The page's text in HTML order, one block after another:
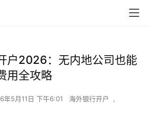
户2026：无内地公司也能
用全攻略
年5月11日 下午6:01 海外银行开户
,